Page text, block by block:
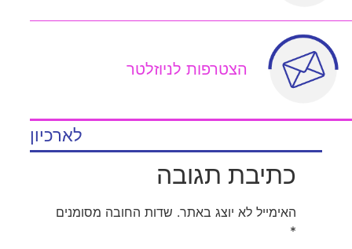
הצטרפות לניוזלטר
לארכיון
כתיבת תגובה
האימייל לא יוצג באתר. שדות החובה מסומנים
*